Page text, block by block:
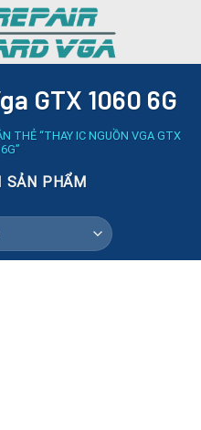
GTX 1060 6G
THẺ “THAY IC NGUỒN VGA GTX
SẢN PHẨM